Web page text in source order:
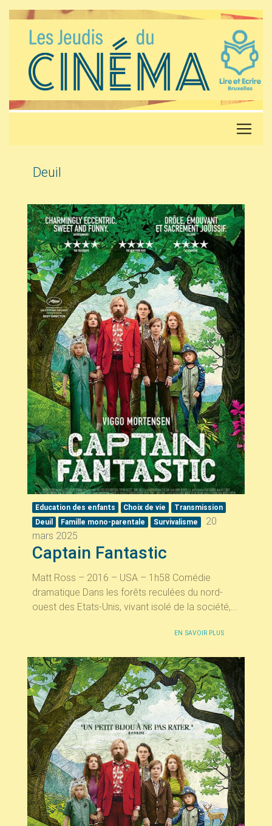
Deuil
Education des enfants Choix de vie
Transmission
Deuil
Famille mono-parentale Survivalisme
20
mars 2025
Captain Fantastic
Matt Ross – 2016 – USA – 1h58 Comédie
dramatique Dans les forêts reculées du nord-
ouest des Etats-Unis, vivant isolé de la société,...
EN SAVOIR PLUS